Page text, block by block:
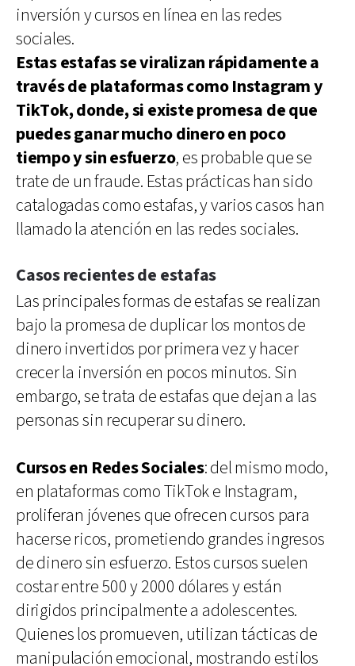
inversión y cursos en línea en las redes
sociales.
Estas estafas se viralizan rápidamente a
través de plataformas como Instagram y
TikTok, donde, si existe promesa de que
puedes ganar mucho dinero en poco
tiempo y sin esfuerzo, es probable que se
trate de un fraude. Estas prácticas han sido
catalogadas como estafas, y varios casos han
llamado la atención en las redes sociales.
Casos recientes de estafas
Las principales formas de estafas se realizan
bajo la promesa de duplicar los montos de
dinero invertidos por primera vez y hacer
crecer la inversión en pocos minutos. Sin
embargo, se trata de estafas que dejan a las
personas sin recuperar su dinero.
Cursos en Redes Sociales: del mismo modo,
en plataformas como TikTok e Instagram,
proliferan jóvenes que ofrecen cursos para
hacerse ricos, prometiendo grandes ingresos
de dinero sin esfuerzo. Estos cursos suelen
costar entre 500 y 2000 dólares y están
dirigidos principalmente a adolescentes.
Quienes los promueven, utilizan tácticas de
manipulación emocional, mostrando estilos